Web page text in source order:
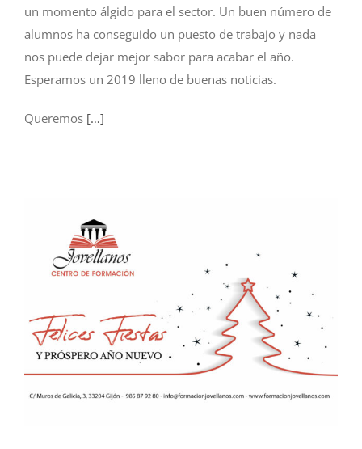
un momento álgido para el sector. Un buen número de
alumnos ha conseguido un puesto de trabajo y nada
nos puede dejar mejor sabor para acabar el año.
Esperamos un 2019 lleno de buenas noticias.
Queremos […]